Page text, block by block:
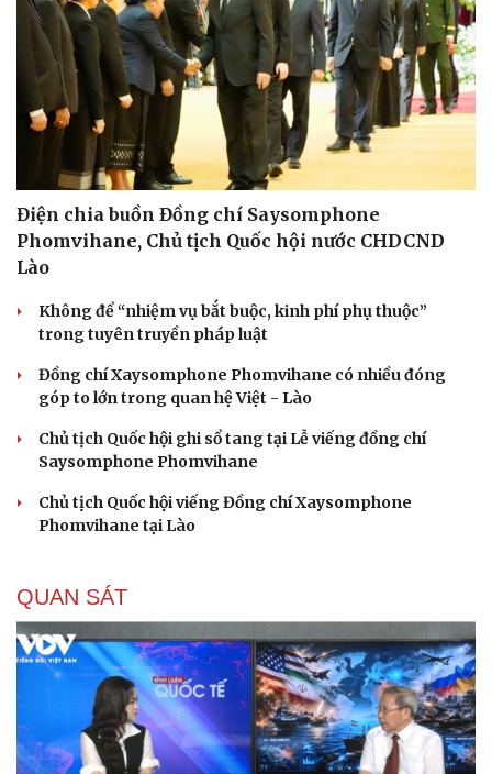
Điện chia buồn Đồng chí Saysomphone
Phomvihane, Chủ tịch Quốc hội nước CHDCND
Lào
Không để “nhiệm vụ bắt buộc, kinh phí phụ thuộc”
trong tuyên truyền pháp luật
Đồng chí Xaysomphone Phomvihane có nhiều đóng
góp to lớn trong quan hệ Việt - Lào
Chủ tịch Quốc hội ghi sổ tang tại Lễ viếng đồng chí
Saysomphone Phomvihane
Chủ tịch Quốc hội viếng Đồng chí Xaysomphone
Phomvihane tại Lào
QUAN SÁT